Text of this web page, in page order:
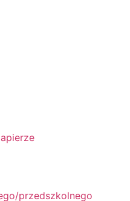
przedszkolnego